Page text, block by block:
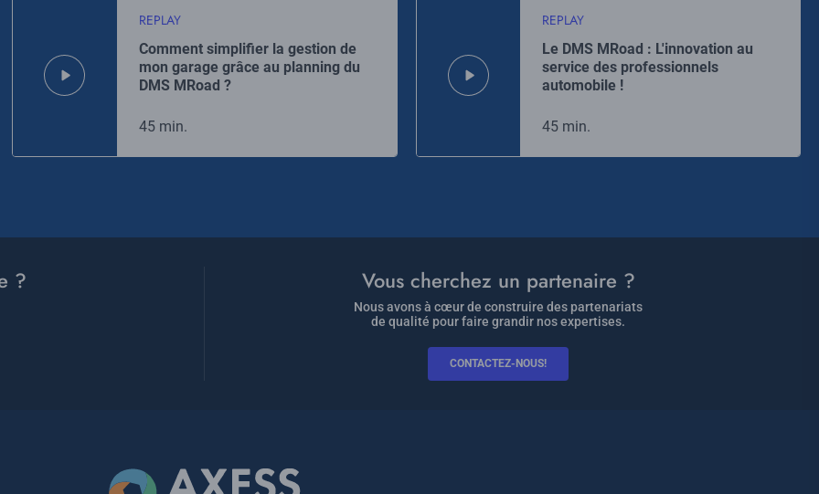
REPLAY
Comment simplifier la gestion de
mon garage grâce au planning du
DMS MRoad ?​
45 min.
REPLAY
Le DMS MRoad : L'innovation au
service des professionnels
automobile !
45 min.
? Vous cherchez un partenaire ?
Nous avons à cœur de construire des partenariats
de qualité pour faire grandir nos expertises.
CONTACTEZ-NOUS!